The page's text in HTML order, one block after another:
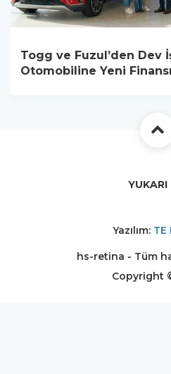
Togg ve Fuzul’den Dev
Otomobiline Yeni
YUKARI
Yazılım: TE
hs-retina - Tüm
Copyright